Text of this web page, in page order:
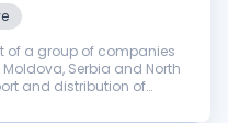
of a group of companies
Serbia and North
and distribution of